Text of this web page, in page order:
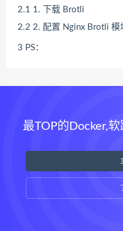
2.1 1. 下载 Brotli
2.2 2. 配置 Nginx Brotli 模
3 PS：
最TOP的Docker,